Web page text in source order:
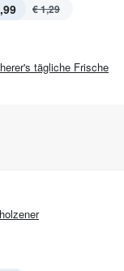
€ 1,29
tägliche Frische